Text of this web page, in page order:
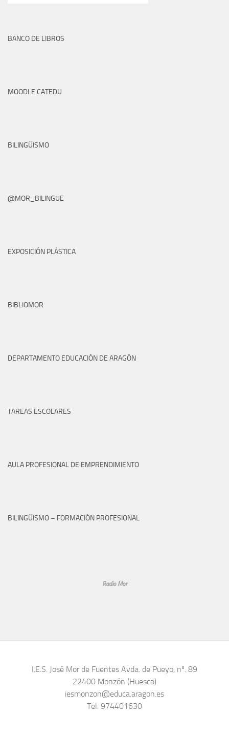
BANCO DE LIBROS
MOODLE CATEDU
BILINGÜISMO
@MOR_BILINGUE
EXPOSICIÓN PLÁSTICA
BIBLIOMOR
DEPARTAMENTO EDUCACIÓN DE ARAGÓN
TAREAS ESCOLARES
AULA PROFESIONAL DE EMPRENDIMIENTO
BILINGÜISMO – FORMACIÓN PROFESIONAL
Radio Mor
I.E.S. José Mor de Fuentes Avda. de Pueyo, nº. 89
22400 Monzón (Huesca)
iesmonzon@educa.aragon.es
Tel. 974401630